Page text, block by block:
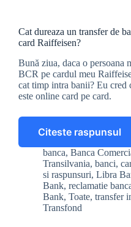
Cat dureaza un transfer de
card Raiffeisen?
Bună ziua, daca o persoana
BCR pe cardul meu
cat timp intra banii? Eu cred
este online card pe card.
Citeste raspunsul
Cat
dureaza
un
transfer
de
bani
de
banca, Banca
Transilvania, banci,
si raspunsuri, Libra
Bank, reclamatie
Bank, Toate, transfer
Transfond